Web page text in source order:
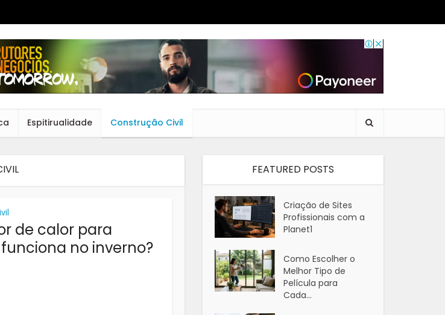
Espitirualidade Construção Civil
de calor para
no inverno?
FEATURED POSTS
Criação de Sites
Profissionais com a
Planet1
Como Escolher o
Melhor Tipo de
Película para
Cada...